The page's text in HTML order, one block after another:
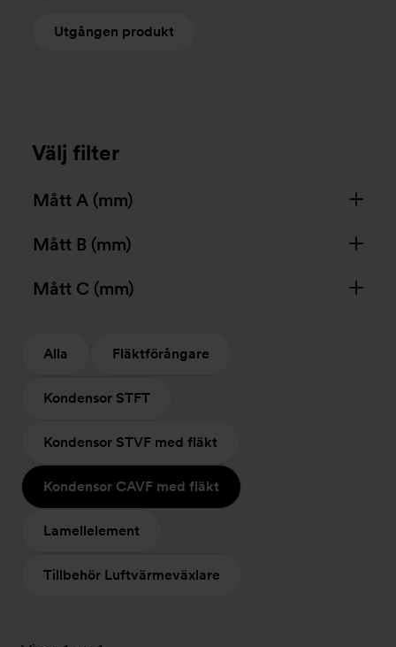
Utgången produkt
Välj filter
Mått A (mm)
Mått B (mm)
Mått C (mm)
Alla Fläktförångare
Kondensor STFT
Kondensor STVF med fläkt
Kondensor CAVF med fläkt
Lamellelement
Tillbehör Luftvärmeväxlare